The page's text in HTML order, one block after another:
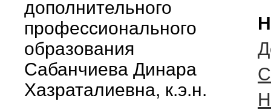
дополнительного
профессионального
образования
Сабанчиева Динара
Хазраталиевна, к.э.н.